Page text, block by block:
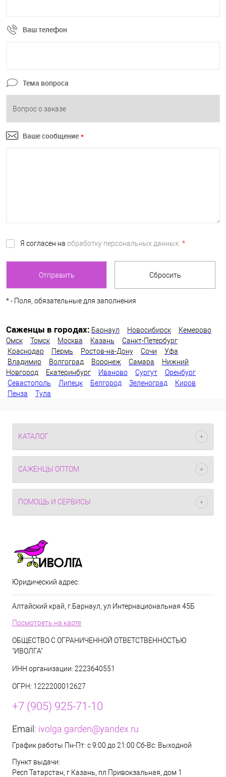
Ваш телефон
Тема вопроса
Ваше сообщение *
Я согласен на обработку персональных данных. *
*- Поля, обязательные для заполнения
Саженцы в городах: Барнаул Новосибирск
Кемерово
Омск
Томск Москва Казань
Санкт-Петербург
Краснодар
Пермь Ростов-на-Дону Сочи
Уфа
Владимир
Волгоград Воронеж Самара
Нижний
Новгород
Екатеринбург Иваново Сургут
Оренбург
Севастополь
Липецк Белгород Зеленоград
Киров
Пенза
Тула
КАТАЛОГ
САЖЕНЦЫ ОПТОМ
ПОМОЩЬ И СЕРВИСЫ
Юридический адрес:
Алтайский край, г.Барнаул, ул Интернациональная 45Б
Посмотреть на карте
ОБЩЕСТВО С ОГРАНИЧЕННОЙ ОТВЕТСТВЕННОСТЬЮ
"ИВОЛГА"
ИНН организации: 2223640551
ОГРН: 1222200012627
+7 (905) 925-71-10
Email: ivolga.garden@yandex.ru
График работы Пн-Пт: с 9:00 до 21:00 Сб-Вс: Выходной
Пункт выдачи:
Респ Татарстан, г Казань, пл Привокзальная, дом 1